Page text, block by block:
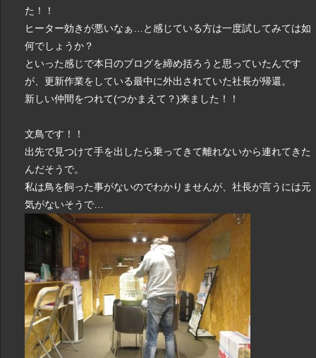
た！！
ヒーター効きが悪いなぁ…と感じている方は一度試してみては如
何でしょうか？
といった感じで本日のブログを締め括ろうと思っていたんです
が、更新作業をしている最中に外出されていた社長が帰還。
新しい仲間をつれて(つかまえて？)来ました！！
文鳥です！！
出先で見つけて手を出したら乗ってきて離れないから連れてきた
んだそうで。
私は鳥を飼った事がないのでわかりませんが、社長が言うには元
気がないそうで…